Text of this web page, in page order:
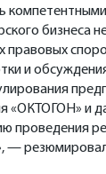
компетентными
бизнеса
правовых
и
«ОКТОГОН» и
проведения
— резюмировал